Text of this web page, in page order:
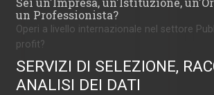
un Professionista?
Operi a livello internazionale nel settore
profit?
SERVIZI DI SELEZIONE,
ANALISI DEI DATI